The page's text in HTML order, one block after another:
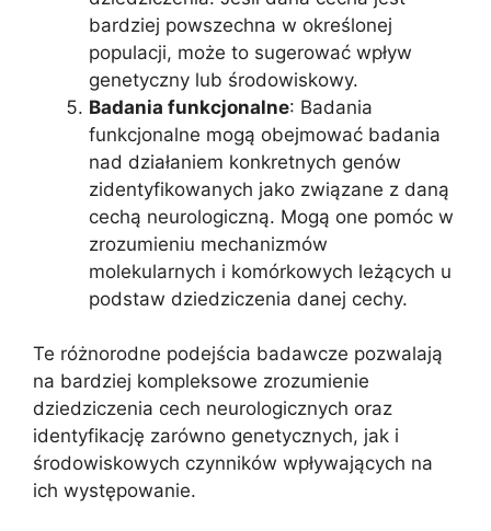
bardziej powszechna w określonej
populacji, może to sugerować wpływ
genetyczny lub środowiskowy.
Badania funkcjonalne: Badania
funkcjonalne mogą obejmować badania
nad działaniem konkretnych genów
zidentyfikowanych jako związane z daną
cechą neurologiczną. Mogą one pomóc w
zrozumieniu mechanizmów
molekularnych i komórkowych leżących u
podstaw dziedziczenia danej cechy.
Te różnorodne podejścia badawcze pozwalają
na bardziej kompleksowe zrozumienie
dziedziczenia cech neurologicznych oraz
identyfikację zarówno genetycznych, jak i
środowiskowych czynników wpływających na
ich występowanie.